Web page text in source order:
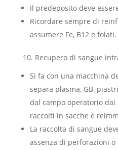
Il predeposito deve
Ricordare sempre di
assumere Fe, B12 e folati.
10. Recupero di sangue
Si fa con una macchina
separa plasma, GB,
dal campo operatorio dai
raccolti in sacche e
La raccolta di sangue
assenza di perforazioni